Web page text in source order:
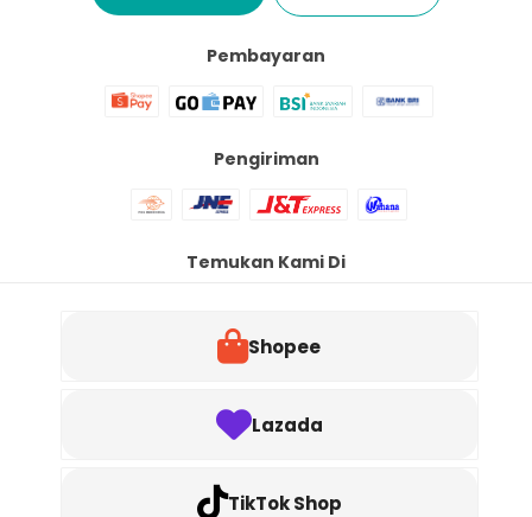
Pembayaran
Pengiriman
Temukan Kami Di
Shopee
Lazada
TikTok Shop